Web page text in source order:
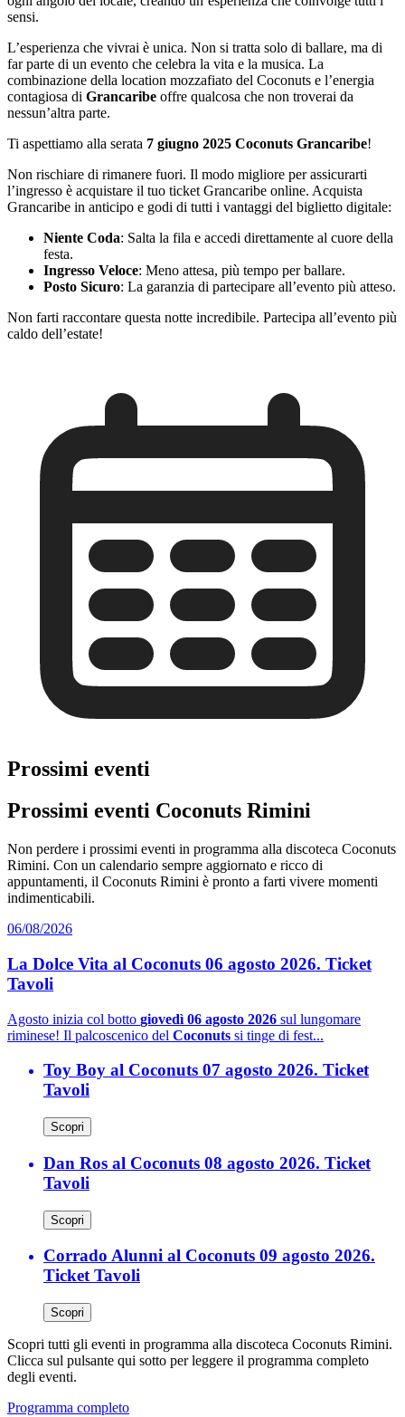
sensi.
L’esperienza che vivrai è unica. Non si tratta solo di ballare, ma di
far parte di un evento che celebra la vita e la musica. La
combinazione della location mozzafiato del Coconuts e l’energia
contagiosa di Grancaribe offre qualcosa che non troverai da
nessun’altra parte.
Ti aspettiamo alla serata 7 giugno 2025 Coconuts Grancaribe!
Non rischiare di rimanere fuori. Il modo migliore per assicurarti
l’ingresso è acquistare il tuo ticket Grancaribe online. Acquista
Grancaribe in anticipo e godi di tutti i vantaggi del biglietto digitale:
Niente Coda: Salta la fila e accedi direttamente al cuore della
festa.
Ingresso Veloce: Meno attesa, più tempo per ballare.
Posto Sicuro: La garanzia di partecipare all’evento più atteso.
Non farti raccontare questa notte incredibile. Partecipa all’evento più
caldo dell’estate!
Prossimi eventi
Prossimi eventi Coconuts Rimini
Non perdere i prossimi eventi in programma alla discoteca Coconuts
Rimini. Con un calendario sempre aggiornato e ricco di
appuntamenti, il Coconuts Rimini è pronto a farti vivere momenti
indimenticabili.
06/08/2026
La Dolce Vita al Coconuts 06 agosto 2026. Ticket
Tavoli
Agosto inizia col botto giovedì 06 agosto 2026 sul lungomare
riminese! Il palcoscenico del Coconuts si tinge di fest...
Toy Boy al Coconuts 07 agosto 2026. Ticket
Tavoli
Scopri
Dan Ros al Coconuts 08 agosto 2026. Ticket
Tavoli
Scopri
Corrado Alunni al Coconuts 09 agosto 2026.
Ticket Tavoli
Scopri
Scopri tutti gli eventi in programma alla discoteca Coconuts Rimini.
Clicca sul pulsante qui sotto per leggere il programma completo
degli eventi.
Programma completo